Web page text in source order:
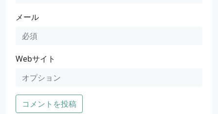
メール
Webサイト
コメントを投稿